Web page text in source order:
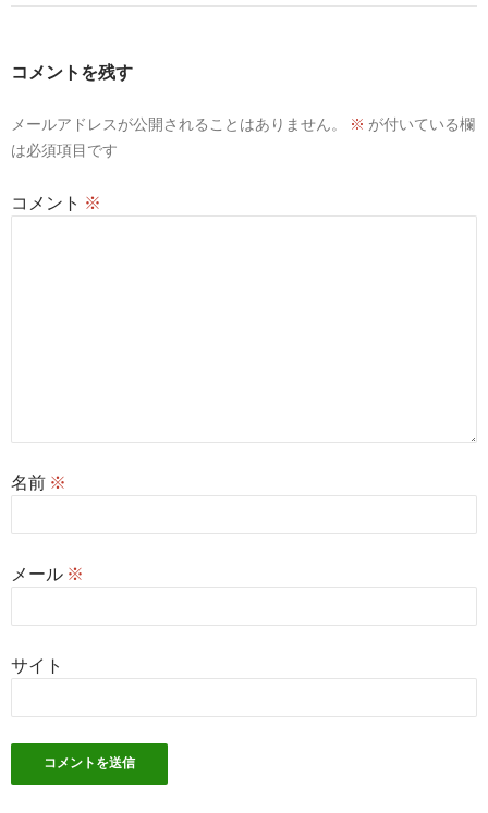
ゲ
ョ
コメントを残す
メールアドレスが公開されることはありません。 ※ が付いている欄
は必須項目です
コメント ※
名前 ※
メール ※
サイト